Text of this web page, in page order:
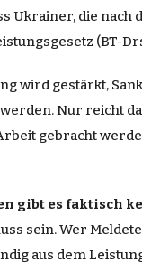
Ukrainer, die
(BT-
wird gestärkt,
Nur reicht
gebracht
gibt es faktisch
sein. Wer
aus dem